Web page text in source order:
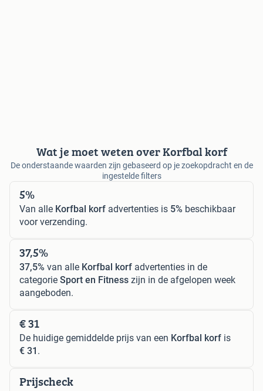
Wat je moet weten over Korfbal korf
De onderstaande waarden zijn gebaseerd op je zoekopdracht en de
ingestelde filters
5%
Van alle Korfbal korf advertenties is 5% beschikbaar
voor verzending.
37,5%
37,5% van alle Korfbal korf advertenties in de
categorie Sport en Fitness zijn in de afgelopen week
aangeboden.
€ 31
De huidige gemiddelde prijs van een Korfbal korf is
€ 31 .
Prijscheck